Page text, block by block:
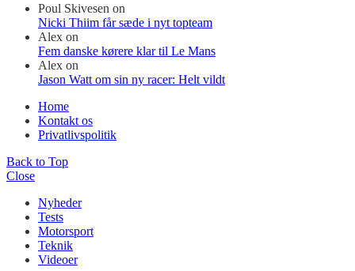
Poul Skivesen on
Nicki Thiim får sæde i nyt topteam
Alex on
Fem danske kørere klar til Le Mans
Alex on
Jason Watt om sin ny racer: Helt vildt
Home
Kontakt os
Privatlivspolitik
Back to Top
Close
Nyheder
Tests
Motorsport
Teknik
Videoer